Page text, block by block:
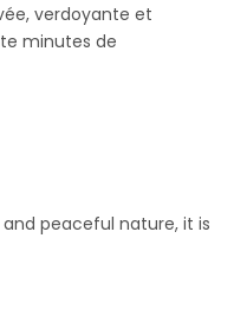
verdoyante et
minutes de
peaceful nature, it is